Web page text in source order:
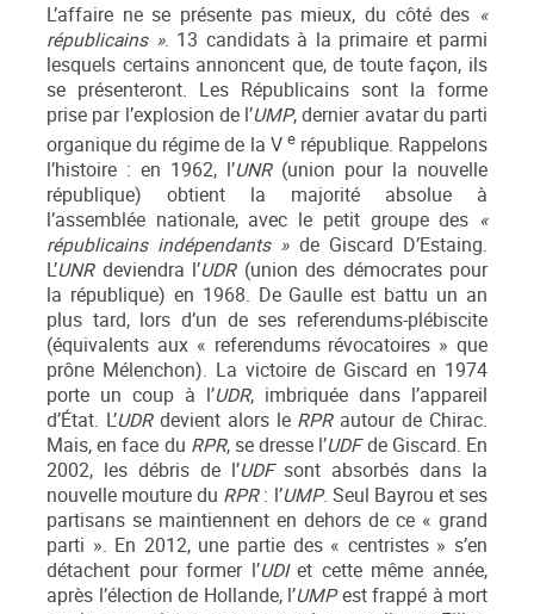
L’affaire ne se présente pas mieux, du côté des «
républicains ». 13 candidats à la primaire et parmi
lesquels certains annoncent que, de toute façon, ils
se présenteront. Les Républicains sont la forme
prise par l’explosion de l’UMP, dernier avatar du parti
organique du régime de la V erépublique. Rappelons
l’histoire : en 1962, l’UNR(union pour la nouvelle
république) obtient la majorité absolue à
l’assemblée nationale, avec le petit groupe des «
républicains indépendants »de Giscard D’Estaing.
L’UNRdeviendra l’UDR(union des démocrates pour
la république) en 1968. De Gaulle est battu un an
plus tard, lors d’un de ses referendums-plébiscite
(équivalents aux « referendums révocatoires » que
prône Mélenchon). La victoire de Giscard en 1974
porte un coup à l’UDR, imbriquée dans l’appareil
d’État. L’UDRdevient alors le RPRautour de Chirac.
Mais, en face du RPR, se dresse l’UDFde Giscard. En
2002, les débris de l’UDFsont absorbés dans la
nouvelle mouture du RPR: l’UMP. Seul Bayrou et ses
partisans se maintiennent en dehors de ce « grand
parti ». En 2012, une partie des « centristes » s’en
détachent pour former l’UDIet cette même année,
après l’élection de Hollande, l’UMPest frappé à mort